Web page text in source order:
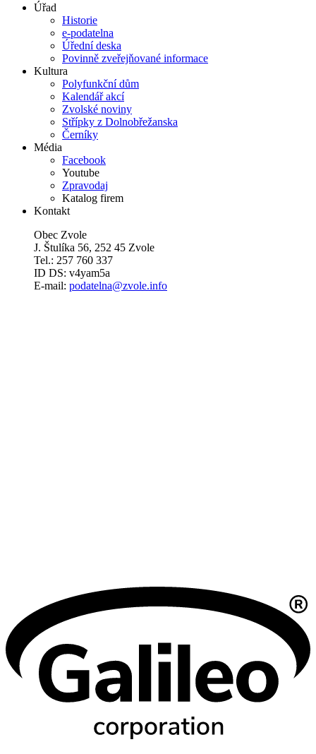
Úřad
Historie
e-podatelna
Úřední deska
Povinně zveřejňované informace
Kultura
Polyfunkční dům
Kalendář akcí
Zvolské noviny
Střípky z Dolnobřežanska
Černíky
Média
Facebook
Youtube
Zpravodaj
Katalog firem
Kontakt
Obec Zvole
J. Štulíka 56, 252 45 Zvole
Tel.: 257 760 337
ID DS: v4yam5a
E-mail: podatelna@zvole.info